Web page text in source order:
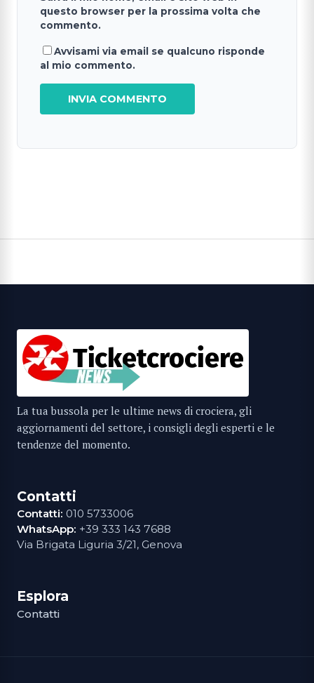
questo browser per la prossima volta che
commento.
Avvisami via email se qualcuno risponde
al mio commento.
La tua bussola per le ultime news di crociera, gli
aggiornamenti del settore, i consigli degli esperti e le
tendenze del momento.
Contatti
Contatti: 010 5733006
WhatsApp: +39 333 143 7688
Via Brigata Liguria 3/21, Genova
Esplora
Contatti